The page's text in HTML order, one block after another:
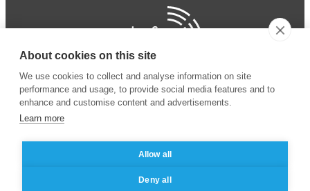
Mentions légales
About cookies on this site
We use cookies to collect and analyse information on site
performance and usage, to provide social media features and to
enhance and customise content and advertisements.
Learn more
Allow all
Deny all